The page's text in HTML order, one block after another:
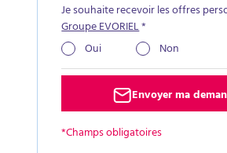
Je souhaite recevoir les offres
Groupe EVORIEL*
Oui
Non
Envoyer ma
*Champs obligatoires